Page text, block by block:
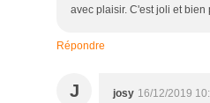
avec plaisir. C'est joli et bien
Répondre
J josy 16/12/2019